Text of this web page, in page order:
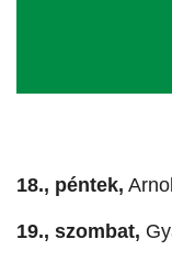
18., péntek,
19., szombat,